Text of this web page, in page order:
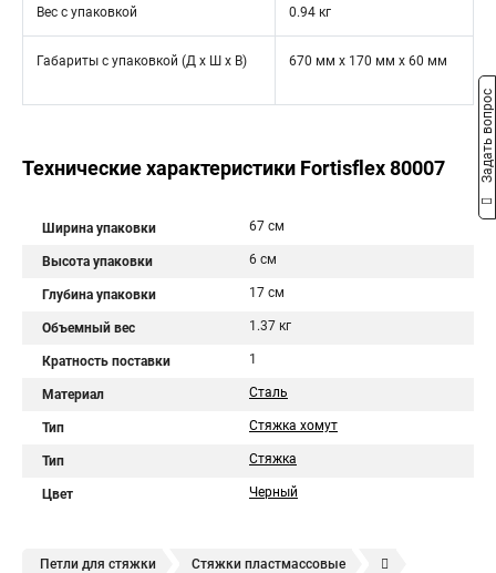
Вес с упаковкой 0.94 кг
Габариты с упаковкой (Д х Ш х В) 670 мм x 170 мм x 60 мм
Технические характеристики Fortisflex 80007
Ширина упаковки 67 см
Высота упаковки 6 см
Глубина упаковки 17 см
Объемный вес 1.37 кг
Кратность поставки 1
Материал Сталь
Тип Стяжка хомут
Тип Стяжка
Цвет Черный
Петли для стяжки Стяжки пластмассовые
Задать вопрос